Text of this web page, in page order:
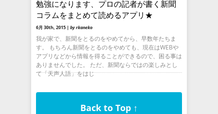
勉強になります、プロの記者が書く新聞
コラムをまとめて読めるアプリ★
6月 30th, 2015 | by rkaneko
我が家で、新聞をとるのをやめてから、早数年たちま
す。 もちろん新聞をとるのをやめても、現在はWEBや
アプリなどから情報を得ることができるので、困る事は
ありませんでした。 ただ、新聞ならではの楽しみとし
て「天声人語」をはじ
Back to Top ↑